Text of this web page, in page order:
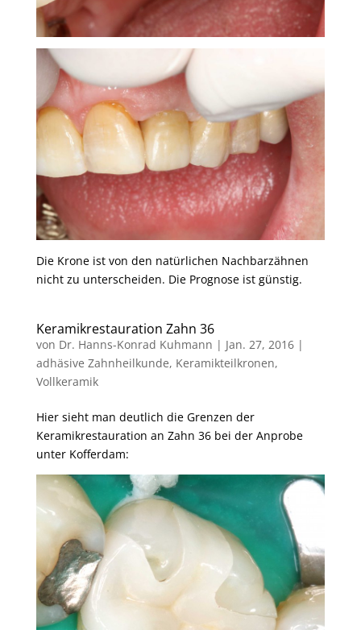
Die Krone ist von den natürlichen Nachbarzähnen
nicht zu unterscheiden. Die Prognose ist günstig.
Keramikrestauration Zahn 36
von Dr. Hanns-Konrad Kuhmann | Jan. 27, 2016|
adhäsive Zahnheilkunde, Keramikteilkronen,
Vollkeramik
Hier sieht man deutlich die Grenzen der
Keramikrestauration an Zahn 36 bei der Anprobe
unter Kofferdam: